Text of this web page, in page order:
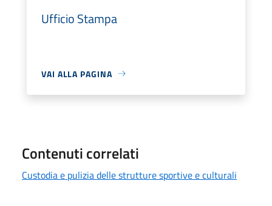
Ufficio Stampa
VAI ALLA PAGINA
Contenuti correlati
Custodia e pulizia delle strutture sportive e culturali